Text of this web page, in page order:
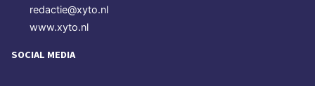
redactie@xyto.nl
www.xyto.nl
SOCIAL MEDIA